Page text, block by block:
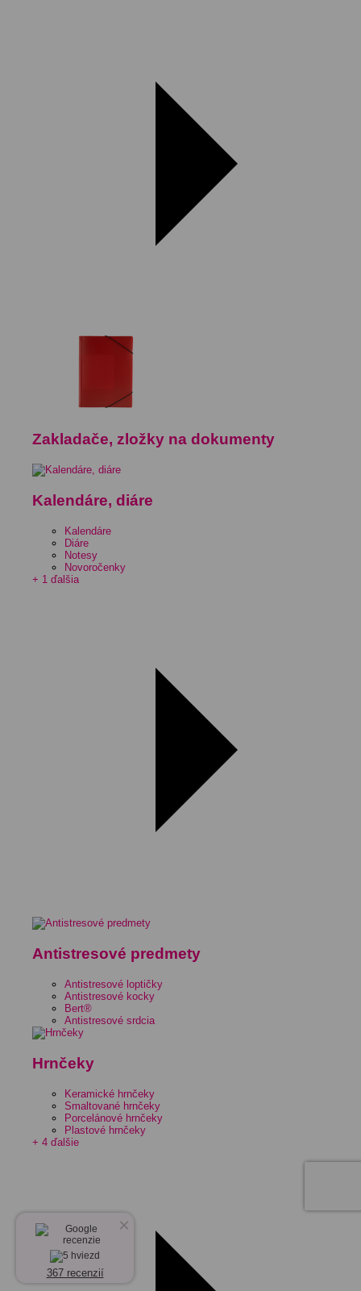
Zakladače, zložky na dokumenty
Kalendáre, diáre
Kalendáre
Diáre
Notesy
Novoročenky
+ 1 ďalšia
Antistresové predmety
Antistresové loptičky
Antistresové kocky
Bert®
Antistresové srdcia
Hrnčeky
Keramické hrnčeky
Smaltované hrnčeky
Porcelánové hrnčeky
Plastové hrnčeky
+ 4 ďalšie
×
367 recenzií